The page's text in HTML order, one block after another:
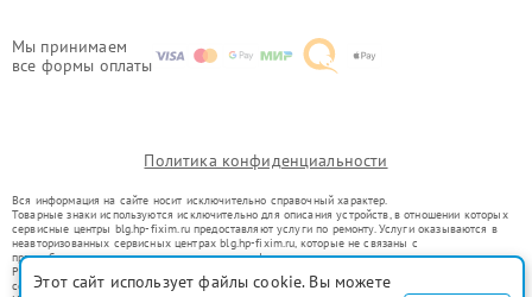
Мы принимаем
все формы оплаты
Политика конфиденциальности
Вся информация на сайте носит исключительно справочный характер.
Товарные знаки используются исключительно для описания устройств, в отношении которых
сервисные центры blg.hp-fixim.ru предоставляют услуги по ремонту. Услуги оказываются в
неавторизованных сервисных центрах blg.hp-fixim.ru, которые не связаны с
правообладателями товарных знаков или их официальными представителями.
Ремонт осуществляется для устройств, уже введенных в гражданский оборот в соответствии
со статьей 1487 ГК РФ.
Этот сайт использует файлы cookie. Вы можете